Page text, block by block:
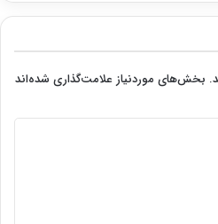
بخش‌های موردنیاز علامت‌گذاری شده‌اند